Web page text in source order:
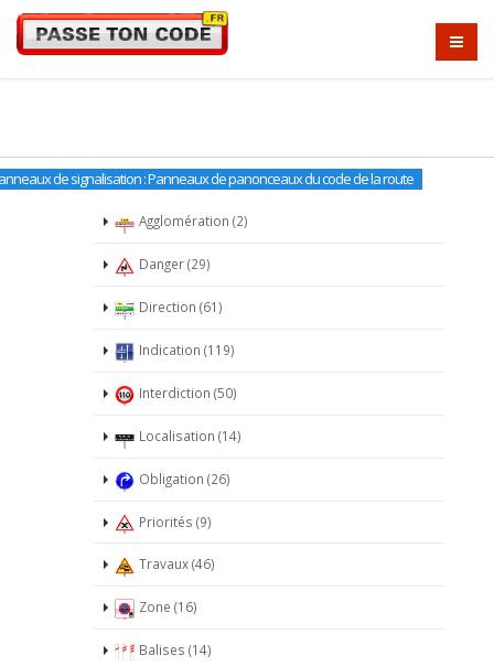
de signalisation : Panneaux de panonceaux du code de la route
Agglomération (2)
Danger (29)
Direction (61)
Indication (119)
Interdiction (50)
Localisation (14)
Obligation (26)
Priorités (9)
Travaux (46)
Zone (16)
Balises (14)